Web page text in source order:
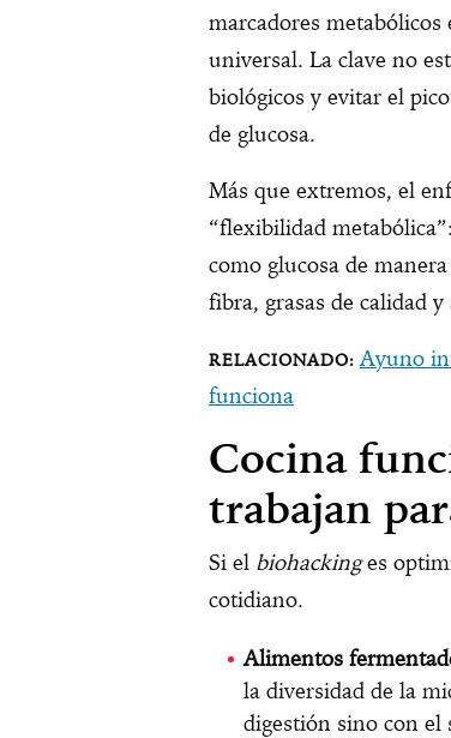
marcadores
universal. La clave no
biológicos y evitar el
de glucosa.
Más que extremos, el
“flexibilidad
como glucosa de
fibra, grasas de calidad
Ayuno
funciona
Cocina
trabajan
Si el biohackinges
cotidiano.
Alimentos
la diversidad de la
digestión sino con el